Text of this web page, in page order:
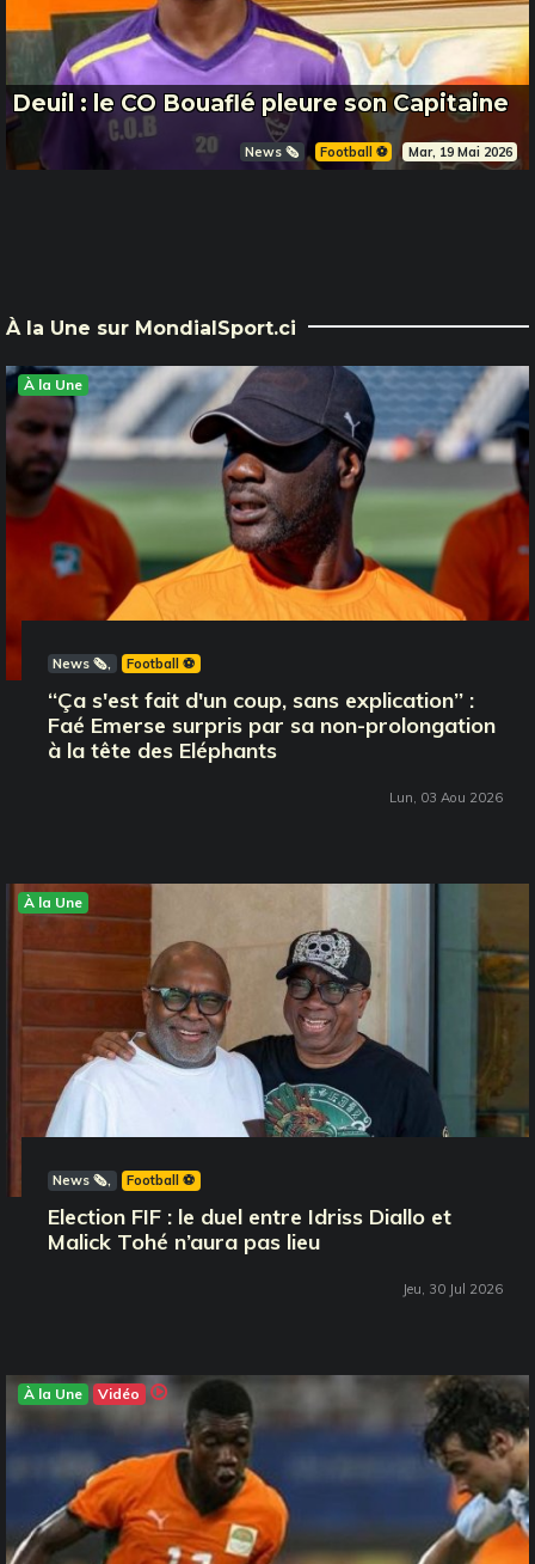
Deuil : le CO Bouaflé pleure son Capitaine
News 🗞️ Football ⚽️ Mar, 19 Mai 2026
À la Une sur MondialSport.ci
À la Une
News 🗞️ Football ⚽️
‘‘Ça s'est fait d'un coup, sans explication’’ :
Faé Emerse surpris par sa non-prolongation
à la tête des Eléphants
Lun, 03 Aou 2026
À la Une
News 🗞️ Football ⚽️
Election FIF : le duel entre Idriss Diallo et
Malick Tohé n’aura pas lieu
Jeu, 30 Jul 2026
À la Une Vidéo